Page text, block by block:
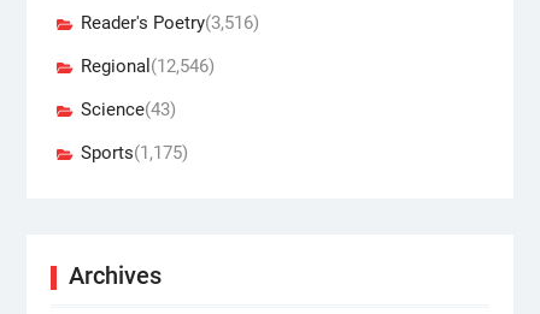
Reader's Poetry(3,516)
Regional (12,546)
Science(43)
Sports(1,175)
Archives